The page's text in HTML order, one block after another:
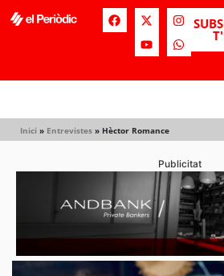
Inici » Entrevistes » Hèctor Romance
Publicitat